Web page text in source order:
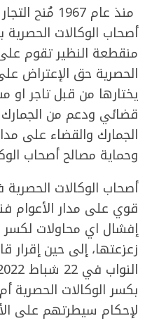
منذ عام
أصحاب الوكالات
منقطعة النظير تقوم
الحصرية حق الإعتراض
يختارها من قبل تاجر او
قضائي ودعم من
الجمارك والقضاء على
وحماية مصالح أصحاب
أصحاب الوكالات
قوي على مدار الأعوام
إفشال اي محاولات لكسر
زعزعتها، إلى حين
بكسر الوكالات الحصرية
لإحكام سيطرتهم على